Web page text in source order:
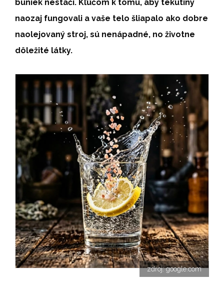
buniek nestačí. Kľúčom k tomu, aby tekutiny
naozaj fungovali a vaše telo šliapalo ako dobre
naolejovaný stroj, sú nenápadné, no životne
dôležité látky.
zdroj: google.com